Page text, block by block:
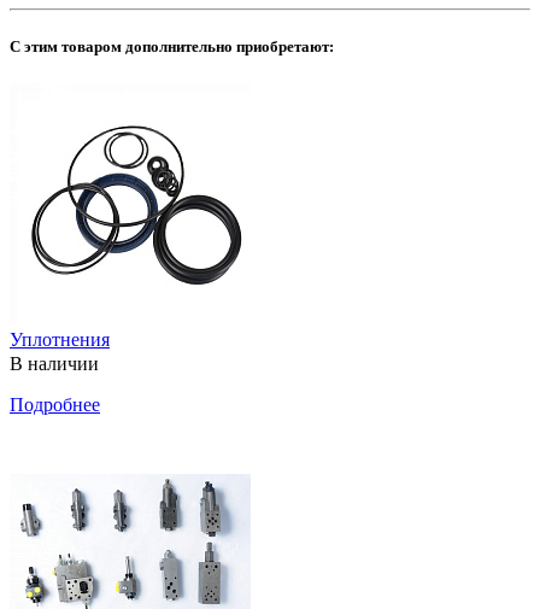
C этим товаром дополнительно приобретают:
Уплотнения
В наличии
Подробнее